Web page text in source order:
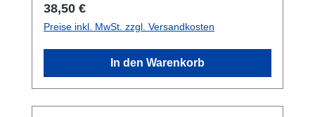
Regulärer Preis:
38,50 €
Preise inkl. MwSt. zzgl. Versandkosten
In den Warenkorb